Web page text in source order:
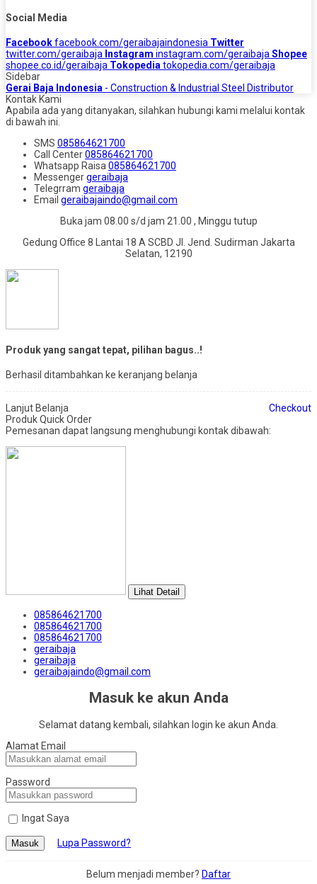
Social Media
Facebookfacebook.com/geraibajaindonesia Twitter
twitter.com/geraibaja Instagram instagram.com/geraibaja Shopee
shopee.co.id/geraibaja Tokopedia tokopedia.com/geraibaja
Sidebar
Gerai Baja Indonesia - Construction & Industrial Steel Distributor
Kontak Kami
Apabila ada yang ditanyakan, silahkan hubungi kami melalui kontak
di bawah ini.
SMS 085864621700
Call Center085864621700
Whatsapp Raisa 085864621700
Messengergeraibaja
Telegrram geraibaja
Email geraibajaindo@gmail.com
Buka jam 08.00 s/d jam 21.00 , Minggu tutup
Gedung Office 8 Lantai 18 A SCBD Jl. Jend. Sudirman Jakarta
Selatan, 12190
Produk yang sangat tepat, pilihan bagus..!
Berhasil ditambahkan ke keranjang belanja
Lanjut Belanja
Checkout
Produk Quick Order
Pemesanan dapat langsung menghubungi kontak dibawah:
Lihat Detail
085864621700
085864621700
085864621700
geraibaja
geraibaja
geraibajaindo@gmail.com
Masuk ke akun Anda
Selamat datang kembali, silahkan login ke akun Anda.
Alamat Email
Password
Ingat Saya
Masuk Lupa Password?
Belum menjadi member? Daftar